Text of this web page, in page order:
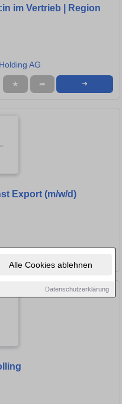
Alle Cookies ablehnen
Datenschutzerklärung
im Vertrieb | Region
AG
★ ➦ ➜
Export (m/w/d)